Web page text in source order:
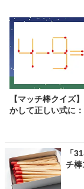
【マッチ棒クイズ
かして正しい式に
「
チ棒